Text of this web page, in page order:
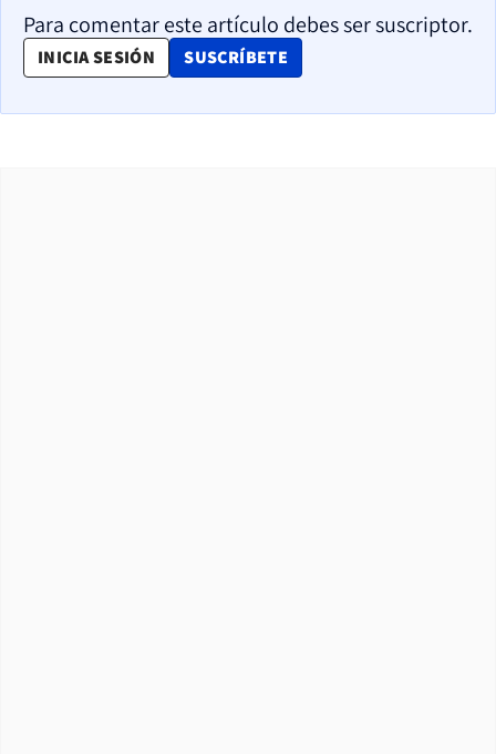
Para comentar este artículo debes ser suscriptor.
INICIA SESIÓN SUSCRÍBETE
OPENS IN NEW WINDOW